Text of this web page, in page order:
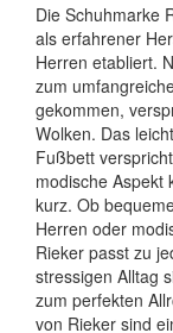
Die Schuhmarke
als erfahrener
Herren etabliert.
zum
gekommen,
Wolken. Das
Fußbett
modische Aspekt
kurz. Ob
Herren oder
Rieker passt zu
stressigen Alltag
zum perfekten
von Rieker sind